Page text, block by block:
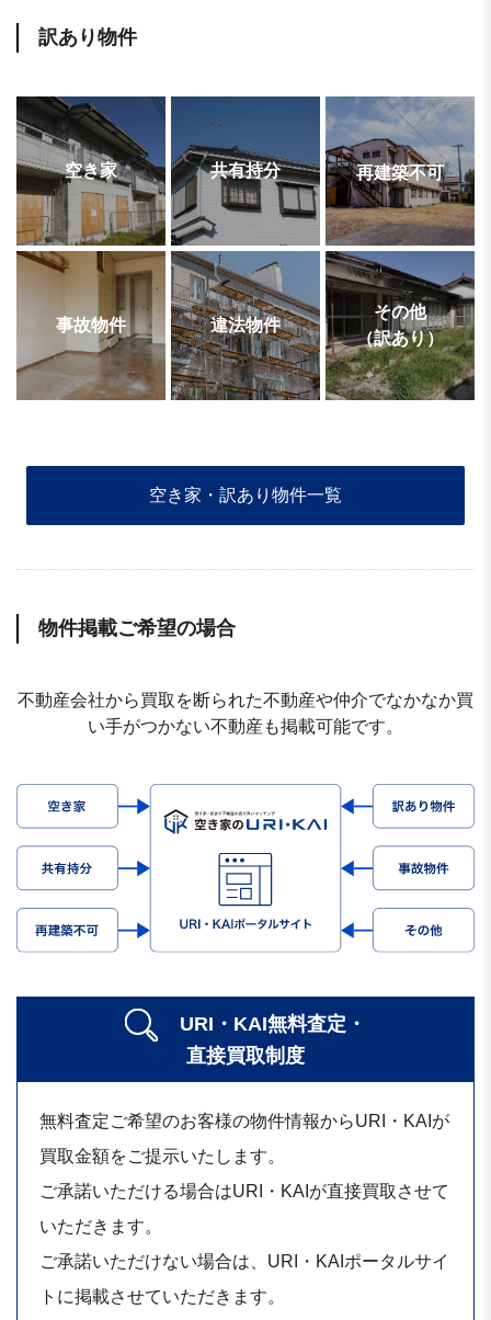
訳あり物件
空き家 共有持分 再建築不可
事故物件 違法物件
その他
（訳あり）
空き家・訳あり物件一覧
物件掲載ご希望の場合
不動産会社から買取を断られた不動産や仲介でなかなか買
い手がつかない不動産も掲載可能です。
URI・KAI無料査定・
直接買取制度
無料査定ご希望のお客様の物件情報からURI・KAIが
買取金額をご提示いたします。
ご承諾いただける場合はURI・KAIが直接買取させて
いただきます。
ご承諾いただけない場合は、URI・KAIポータルサイ
トに掲載させていただきます。